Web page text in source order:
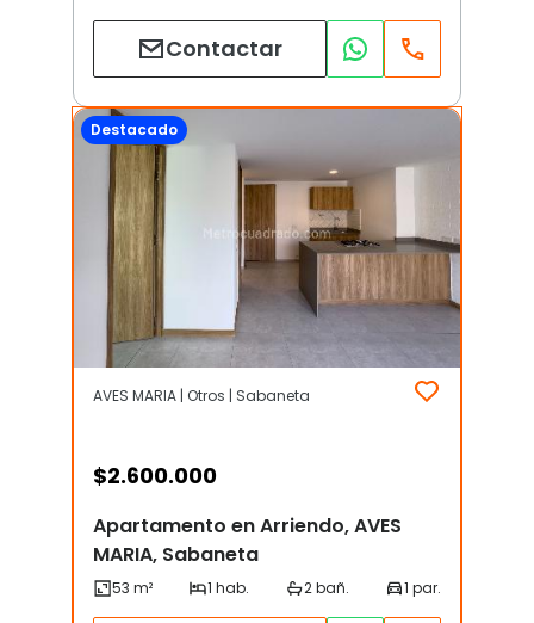
Contactar
Destacado
AVES MARIA | Otros | Sabaneta
$2.600.000
Apartamento en Arriendo, AVES
MARIA, Sabaneta